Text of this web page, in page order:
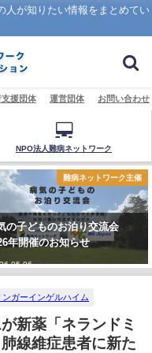
人が知りたい情報をまとめてい
援団体 運営団体 お問い合わせ
NPO法人難病ネットワーク
難病ネットワーク主催
の子どものお泊り交流会
年開催のお知らせ
05-06
ンガーインゲルハイム
新薬「ネランドミ
線維症患者に新た